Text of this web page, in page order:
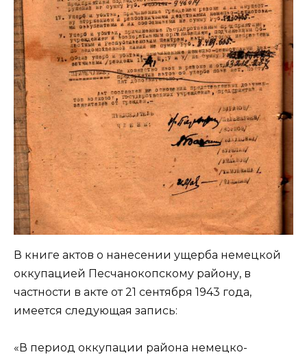
В книге актов о нанесении ущерба немецкой
оккупацией Песчанокопскому району, в
частности в акте от 21 сентября 1943 года,
имеется следующая запись:
«В период оккупации района немецко-